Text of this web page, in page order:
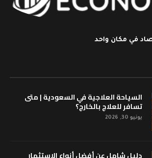
في مكان واحد
السياحة العلاجية في السعودية | متى
تسافر للعلاج بالخارج؟
يونيو 30, 2026